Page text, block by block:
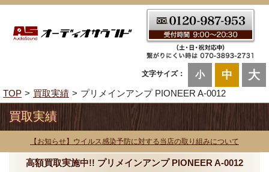
文字サイズ： 小 中 大
TOP 買取実績 プリメインアンプ PIONEER A-0012
買取実績
【お知らせ】ウイルス感染予防に対する当店の取り組みについて
高額買取実施中!! プリメインアンプ PIONEER A-0012